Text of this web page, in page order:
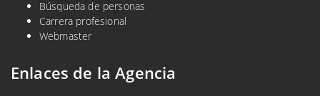
Búsqueda de personas
Carrera profesional
Webmaster
Enlaces de la Agencia